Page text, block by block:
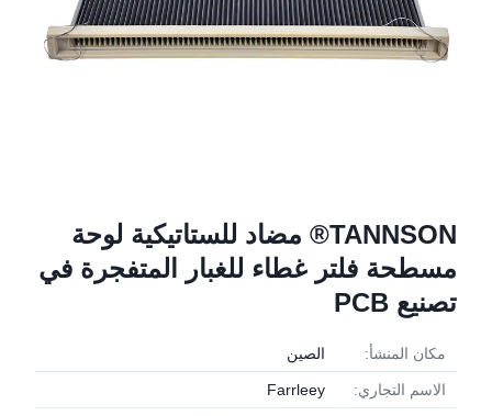
TANNSON® مضاد للستاتيكية لوحة
مسطحة فلتر غطاء للغبار المتفجرة في
تصنيع PCB
مكان المنشأ: الصين
الاسم التجاري: Farrleey